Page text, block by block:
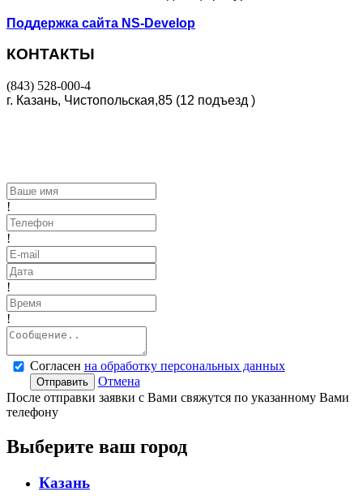
Поддержка сайта NS-Develop
КОНТАКТЫ
(843) 528-000-4
г. Казань, Чистопольская,85 (12 подъезд )
!
!
!
!
Согласен на обработку персональных данных
Отправить
Отмена
После отправки заявки с Вами свяжутся по указанному Вами
телефону
Выберите ваш город
Казань